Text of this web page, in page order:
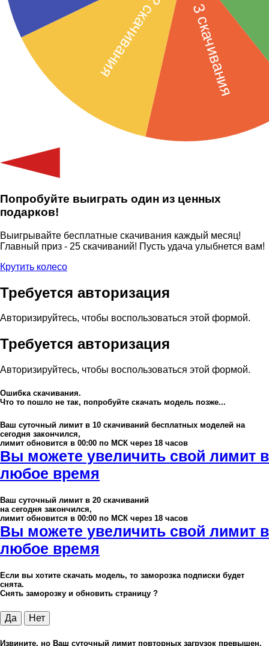
Попробуйте выиграть один из ценных
подарков!
Выигрывайте бесплатные скачивания каждый месяц!
Главный приз - 25 скачиваний! Пусть удача улыбнется вам!
Крутить колесо
Требуется авторизация
Авторизируйтесь, чтобы воспользоваться этой формой.
Требуется авторизация
Авторизируйтесь, чтобы воспользоваться этой формой.
Ошибка скачивания.
Что то пошло не так, попробуйте скачать модель позже...
Ваш суточный лимит в 10 скачиваний бесплатных моделей на
сегодня закончился,
лимит обновится в 00:00 по МСК через 18 часов
Вы можете увеличить свой лимит в
любое время
Ваш суточный лимит в 20 скачиваний
на сегодня закончился,
лимит обновится в 00:00 по МСК через 18 часов
Вы можете увеличить свой лимит в
любое время
Если вы хотите скачать модель, то заморозка подписки будет
снята.
Снять заморозку и обновить страницу ?
Да Нет
Извините, но Ваш суточный лимит повторных загрузок превышен,